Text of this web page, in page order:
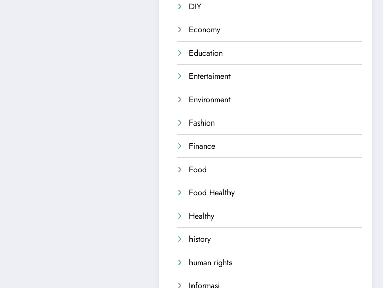
DIY
Economy
Education
Entertaiment
Environment
Fashion
Finance
Food
Food Healthy
Healthy
history
human rights